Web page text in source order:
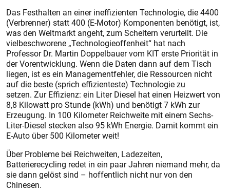
Das Festhalten an einer ineffizienten Technologie, die 4400
(Verbrenner) statt 400 (E-Motor) Komponenten benötigt, ist,
was den Weltmarkt angeht, zum Scheitern verurteilt. Die
vielbeschworene „Technologieoffenheit“ hat nach
Professor Dr. Martin Doppelbauer vom KIT erste Priorität in
der Vorentwicklung. Wenn die Daten dann auf dem Tisch
liegen, ist es ein Managementfehler, die Ressourcen nicht
auf die beste (sprich effizienteste) Technologie zu
setzen. Zur Effizienz: ein Liter Diesel hat einen Heizwert von
8,8 Kilowatt pro Stunde (kWh) und benötigt 7 kWh zur
Erzeugung. In 100 Kilometer Reichweite mit einem Sechs-
Liter-Diesel stecken also 95 kWh Energie. Damit kommt ein
E-Auto über 500 Kilometer weit!
Über Probleme bei Reichweiten, Ladezeiten,
Batterierecycling redet in ein paar Jahren niemand mehr, da
sie dann gelöst sind – hoffentlich nicht nur von den
Chinesen.